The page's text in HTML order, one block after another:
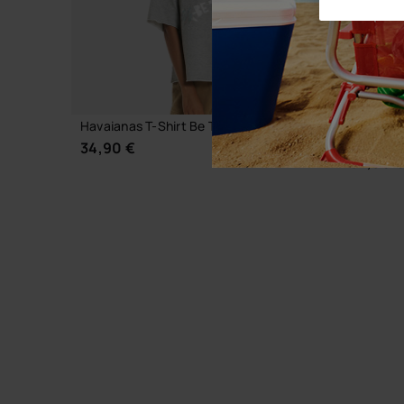
Havaianas T-Shirt Be The Star
34,90 €
Brazilian
34,90 €